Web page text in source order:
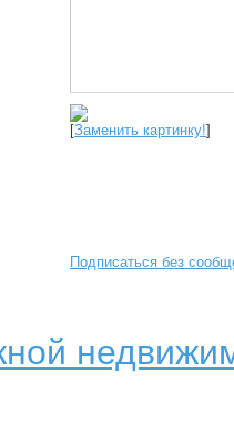
[Заменить картинку!]
Подписаться без